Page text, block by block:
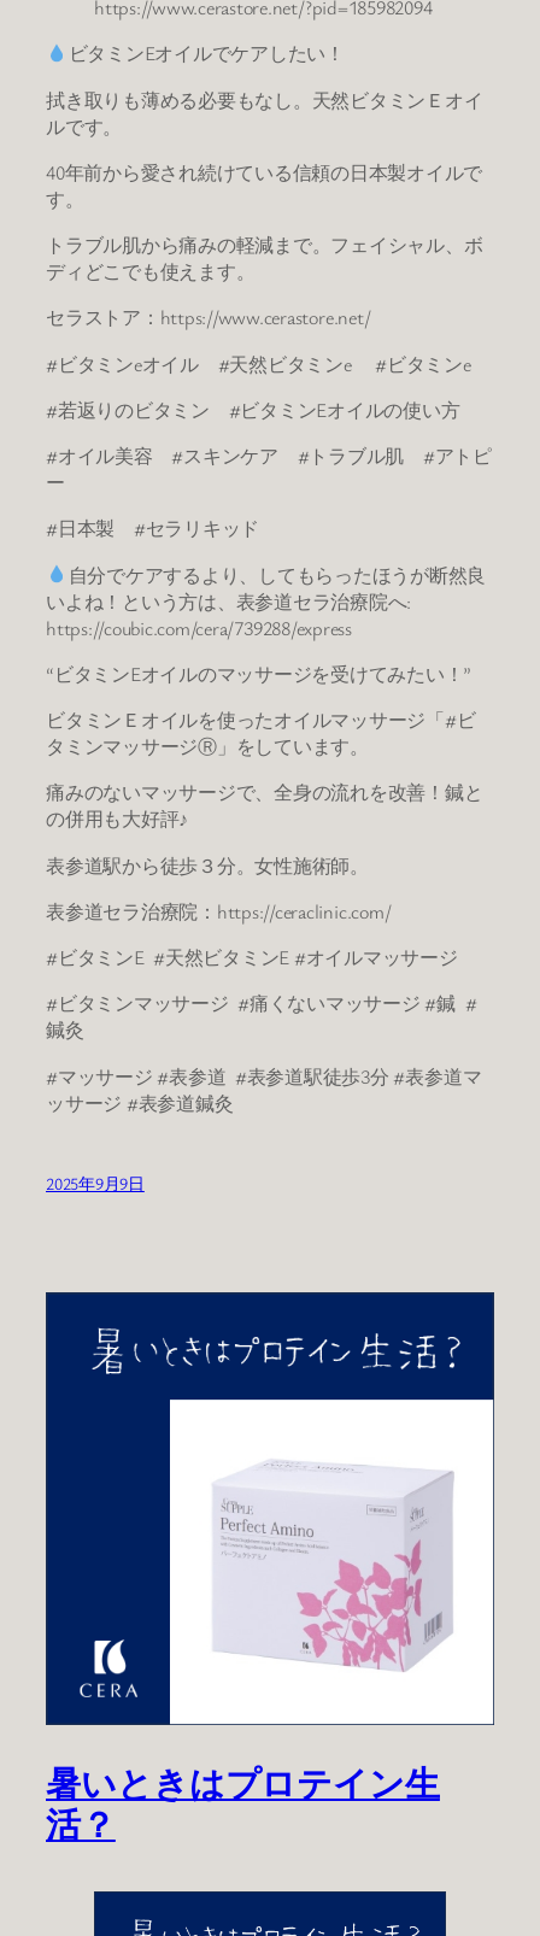
https://www.cerastore.net/?pid=185982094
ビタミンEオイルでケアしたい！
拭き取りも薄める必要もなし。天然ビタミンＥオイ
ルです。
40年前から愛され続けている信頼の日本製オイルで
す。
トラブル肌から痛みの軽減まで。フェイシャル、ボ
ディどこでも使えます。
セラストア：https://www.cerastore.net/
#ビタミンeオイル #天然ビタミンe #ビタミンe
#若返りのビタミン #ビタミンEオイルの使い方
#オイル美容 #スキンケア #トラブル肌 #アトピ
ー
#日本製 #セラリキッド
自分でケアするより、してもらったほうが断然良
いよね！という方は、表参道セラ治療院へ:
https://coubic.com/cera/739288/express
“ビタミンEオイルのマッサージを受けてみたい！”
ビタミンＥオイルを使ったオイルマッサージ「#ビ
タミンマッサージⓇ」をしています。
痛みのないマッサージで、全身の流れを改善！鍼と
の併用も大好評♪
表参道駅から徒歩３分。女性施術師。
表参道セラ治療院：https://ceraclinic.com/
#ビタミンE #天然ビタミンE #オイルマッサージ
#ビタミンマッサージ #痛くないマッサージ #鍼 #
鍼灸
#マッサージ #表参道 #表参道駅徒歩3分 #表参道マ
ッサージ #表参道鍼灸
2025年9月9日
暑いときはプロテイン生
活？